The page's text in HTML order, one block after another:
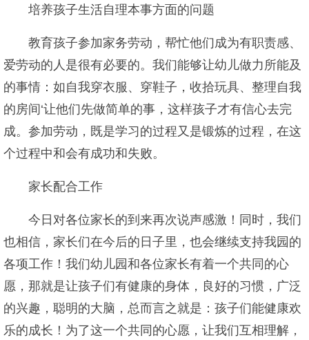
培养孩子生活自理本事方面的问题
教育孩子参加家务劳动，帮忙他们成为有职责感、
爱劳动的人是很有必要的。我们能够让幼儿做力所能及
的事情：如自我穿衣服、穿鞋子，收拾玩具、整理自我
的房间‘让他们先做简单的事，这样孩子才有信心去完
成。参加劳动，既是学习的过程又是锻炼的过程，在这
个过程中和会有成功和失败。
家长配合工作
今日对各位家长的到来再次说声感激！同时，我们
也相信，家长们在今后的日子里，也会继续支持我园的
各项工作！我们幼儿园和各位家长有着一个共同的心
愿，那就是让孩子们有健康的身体，良好的习惯，广泛
的兴趣，聪明的大脑，总而言之就是：孩子们能健康欢
乐的成长！为了这一个共同的心愿，让我们互相理解，